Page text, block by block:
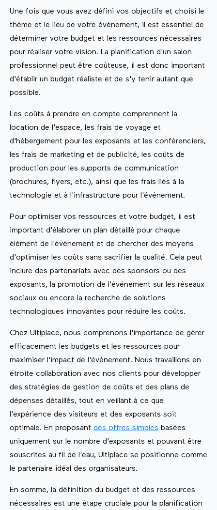
Une fois que vous avez défini vos objectifs et choisi le
thème et le lieu de votre événement, il est essentiel de
déterminer votre budget et les ressources nécessaires
pour réaliser votre vision. La planification d'un salon
professionnel peut être coûteuse, il est donc important
d'établir un budget réaliste et de s'y tenir autant que
possible.
Les coûts à prendre en compte comprennent la
location de l'espace, les frais de voyage et
d'hébergement pour les exposants et les conférenciers,
les frais de marketing et de publicité, les coûts de
production pour les supports de communication
(brochures, flyers, etc.), ainsi que les frais liés à la
technologie et à l'infrastructure pour l'événement.
Pour optimiser vos ressources et votre budget, il est
important d'élaborer un plan détaillé pour chaque
élément de l'événement et de chercher des moyens
d'optimiser les coûts sans sacrifier la qualité. Cela peut
inclure des partenariats avec des sponsors ou des
exposants, la promotion de l'événement sur les réseaux
sociaux ou encore la recherche de solutions
technologiques innovantes pour réduire les coûts.
Chez Ultiplace, nous comprenons l'importance de gérer
efficacement les budgets et les ressources pour
maximiser l'impact de l'événement. Nous travaillons en
étroite collaboration avec nos clients pour développer
des stratégies de gestion de coûts et des plans de
dépenses détaillés, tout en veillant à ce que
l'expérience des visiteurs et des exposants soit
optimale. En proposant des offres simples basées
uniquement sur le nombre d'exposants et pouvant être
souscrites au fil de l'eau, Ultiplace se positionne comme
le partenaire idéal des organisateurs.
En somme, la définition du budget et des ressources
nécessaires est une étape cruciale pour la planification